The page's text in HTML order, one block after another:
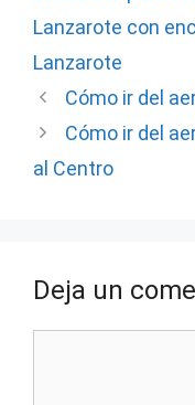
Lanzarote con
Lanzarote
Cómo ir del
Cómo ir del
al Centro
Deja un